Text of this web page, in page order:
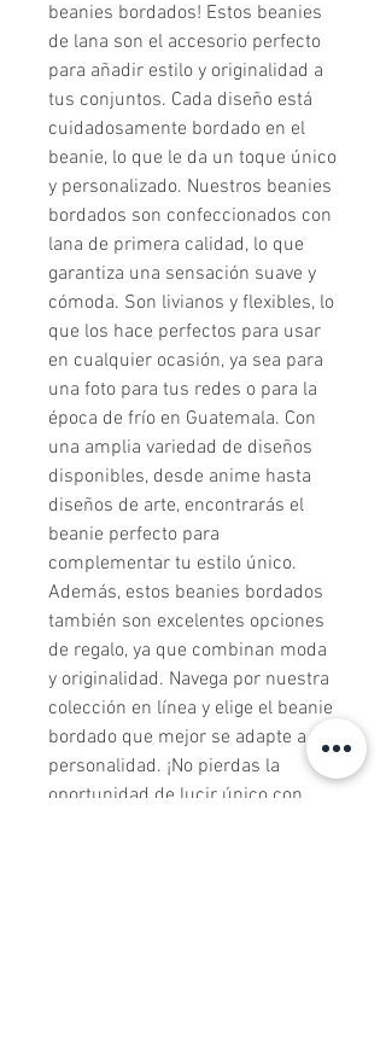
beanies bordados! Estos beanies
de lana son el accesorio perfecto
para añadir estilo y originalidad a
tus conjuntos. Cada diseño está
cuidadosamente bordado en el
beanie, lo que le da un toque único
y personalizado. Nuestros beanies
bordados son confeccionados con
lana de primera calidad, lo que
garantiza una sensación suave y
cómoda. Son livianos y flexibles, lo
que los hace perfectos para usar
en cualquier ocasión, ya sea para
una foto para tus redes o para la
época de frío en Guatemala. Con
una amplia variedad de diseños
disponibles, desde anime hasta
diseños de arte, encontrarás el
beanie perfecto para
complementar tu estilo único.
Además, estos beanies bordados
también son excelentes opciones
de regalo, ya que combinan moda
y originalidad. Navega por nuestra
colección en línea y elige el beanie
bordado que mejor se adapte a tu
personalidad. ¡No pierdas la
oportunidad de lucir único con